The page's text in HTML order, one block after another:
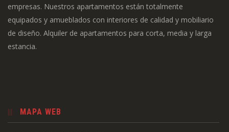
empresas. Nuestros apartamentos están totalmente
equipados y amueblados con interiores de calidad y mobiliario
de diseño. Alquiler de apartamentos para corta, media y larga
estancia.
MAPA WEB